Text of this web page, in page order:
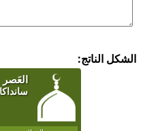
الشكل الناتج: